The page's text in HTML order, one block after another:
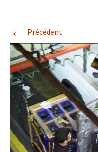
← Précédent